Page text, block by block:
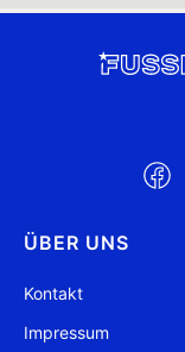
ÜBER UNS
Kontakt
Impressum